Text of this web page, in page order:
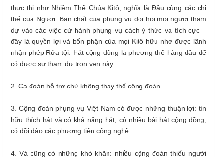
thực thi nhờ Nhiệm Thể Chúa Kitô, nghĩa là Đầu cùng các chi
thể của Người. Bản chất của phụng vụ đòi hỏi mọi người tham
dự vào các việc cử hành phụng vụ cách ý thức và tích cực –
đây là quyền lợi và bổn phận của mọi Kitô hữu nhờ được lãnh
nhận phép Rửa tội.
Hát cộng đồng là phương thế hàng đầu để
có được sự tham dự trọn vẹn này.
2. Ca đoàn hỗ trợ chứ không thay thế cộng đoàn.
3. Cộng đoàn phụng vụ Việt Nam có được những thuận lợi: tín
hữu thích hát và có khả năng hát, có nhiều bài hát cộng đồng,
có dồi dào các phương tiện công nghệ.
4. Và cũng có những khó khăn: nhiều cộng đoàn thiếu người